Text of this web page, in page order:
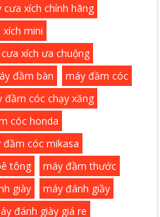
cưa xích chính hãng
mini
xích ưa chuộng
đầm bàn
máy đầm cóc
đầm cóc chạy xăng
cóc honda
đầm cóc mikasa
tông
máy đầm thước
giày
máy đánh giầy
đánh giày giá re